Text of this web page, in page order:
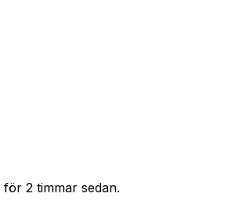
för 2 timmar sedan.